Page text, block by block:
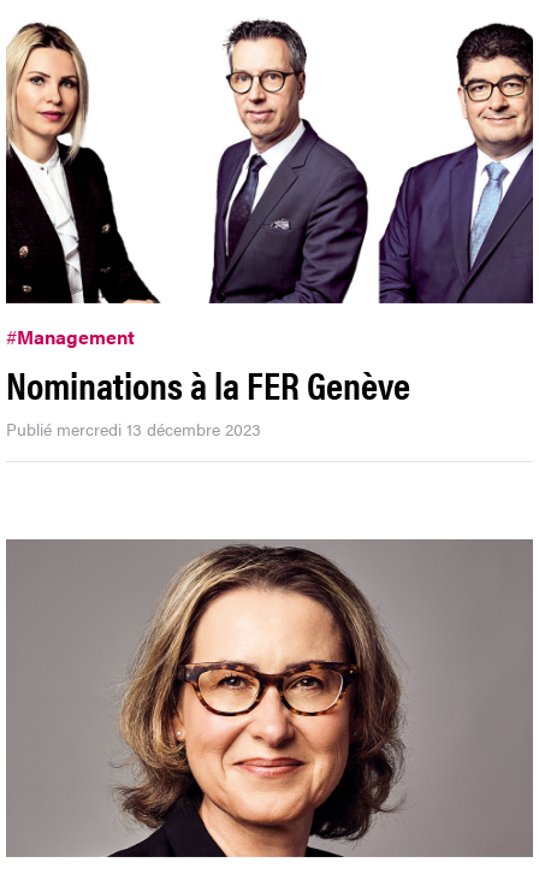
#Management
Nominations à la FER Genève
Publié mercredi 13 décembre 2023